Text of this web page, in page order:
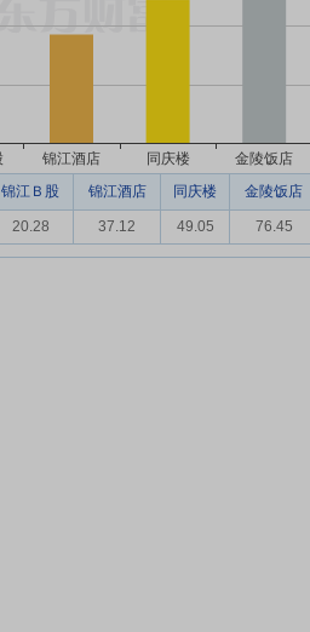
锦江Ｂ股 锦江酒店 同庆楼 金陵饭店
20.28 37.12 49.05 76.45